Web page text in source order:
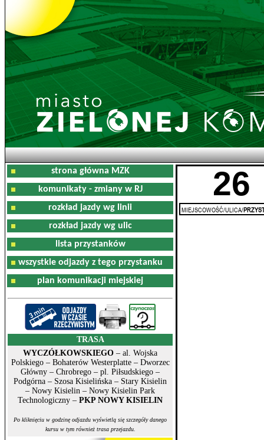
strona główna MZK
komunikaty - zmiany w RJ
rozkład jazdy wg linii
rozkład jazdy wg ulic
lista przystanków
wszystkie odjazdy z tego przystanku
plan komunikacji miejskiej
TRASA
WYCZÓŁKOWSKIEGO – al. Wojska
Polskiego – Bohaterów Westerplatte – Dworzec
Główny – Chrobrego – pl. Piłsudskiego –
Podgórna – Szosa Kisielińska – Stary Kisielin
– Nowy Kisielin – Nowy Kisielin Park
Technologiczny – PKP NOWY KISIELIN
Po kliknięciu w godzinę odjazdu wyświetlą się szczegóły danego
kursu w tym również trasa przejazdu.
26
MIEJSCOWOŚĆ/ULICA/